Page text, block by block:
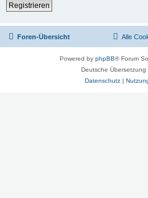
Registrieren
Foren-Übersicht Alle
Powered by phpBB® Forum
Deutsche Übersetzung
Datenschutz|